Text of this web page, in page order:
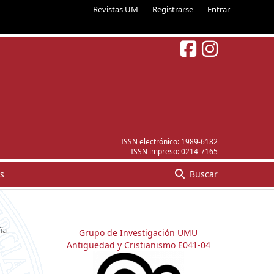
Revistas UM Registrarse Entrar
ISSN electrónico: 1989-6182
ISSN impreso:0214-7165
Buscar
Grupo de Investigación UMU
Antigüedad y Cristianismo E041-04